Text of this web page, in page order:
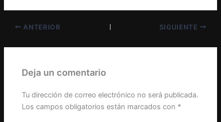
ANTERIOR SIGUIENTE
Deja un comentario
Tu dirección de correo electrónico no será publicada.
Los campos obligatorios están marcados con *